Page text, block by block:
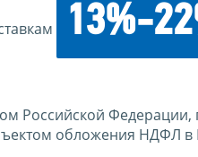
13%-
Российской
обложения НДФЛ в